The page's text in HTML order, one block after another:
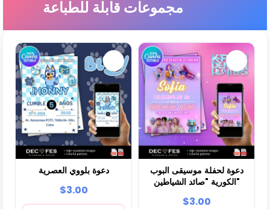
مجموعات قابلة للطباعة
دعوة بلووي العصرية
$3.00
دعوة لحفلة موسيقى البوب
الكورية "صائد الشياطين"
$3.00